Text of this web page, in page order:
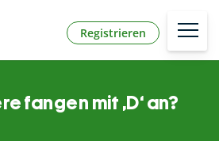
Registrieren
fangen mit ‚D‘ an?